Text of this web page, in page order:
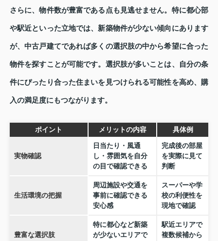
さらに、物件数が豊富である点も見逃せません。特に都心部
や駅近といった立地では、新築物件が少ない傾向にあります
が、中古戸建てであれば多くの選択肢の中から希望に合った
物件を探すことが可能です。選択肢が多いことは、自分の条
件にぴったり合った住まいを見つけられる可能性を高め、購
入の満足度にもつながります。
ポイント メリットの内容 具体例
実物確認
日当たり・風通
し・雰囲気を自分
の目で確認できる
完成後の部屋
を実際に見て
判断
生活環境の把握
周辺施設や交通を
事前に確認できる
安心感
スーパーや学
校の利便性を
現地で確認
豊富な選択肢
特に都心など新築
が少ないエリアで
駅近エリアで
複数候補から